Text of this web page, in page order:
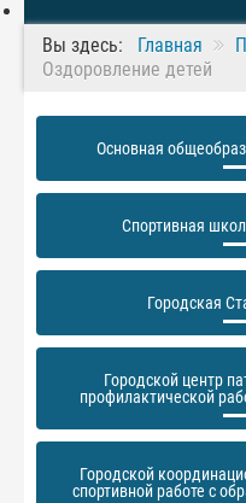
Вы здесь: Главная
Оздоровление детей
Основная
Спортивная
Городская
Городской центр
профилактической
Городской
спортивной работе с